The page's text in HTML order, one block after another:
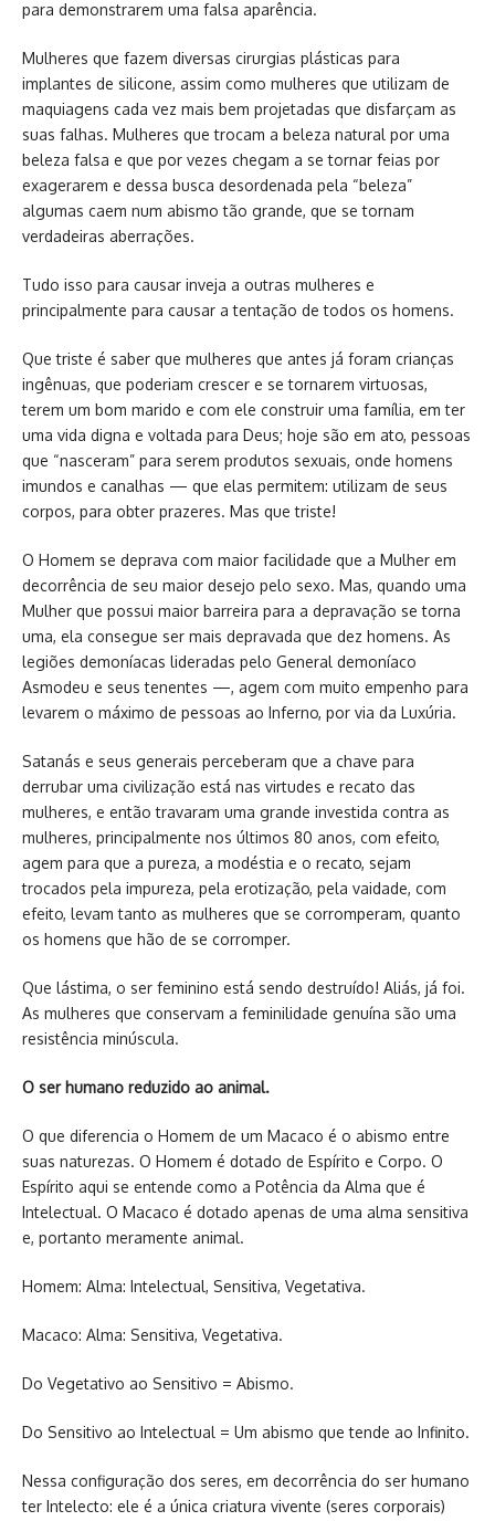
para demonstrarem uma falsa aparência.
Mulheres que fazem diversas cirurgias plásticas para
implantes de silicone, assim como mulheres que utilizam de
maquiagens cada vez mais bem projetadas que disfarçam as
suas falhas. Mulheres que trocam a beleza natural por uma
beleza falsa e que por vezes chegam a se tornar feias por
exagerarem e dessa busca desordenada pela “beleza”
algumas caem num abismo tão grande, que se tornam
verdadeiras aberrações.
Tudo isso para causar inveja a outras mulheres e
principalmente para causar a tentação de todos os homens.
Que triste é saber que mulheres que antes já foram crianças
ingênuas, que poderiam crescer e se tornarem virtuosas,
terem um bom marido e com ele construir uma família, em ter
uma vida digna e voltada para Deus; hoje são em ato, pessoas
que “nasceram” para serem produtos sexuais, onde homens
imundos e canalhas — que elas permitem: utilizam de seus
corpos, para obter prazeres. Mas que triste!
O Homem se deprava com maior facilidade que a Mulher em
decorrência de seu maior desejo pelo sexo. Mas, quando uma
Mulher que possui maior barreira para a depravação se torna
uma, ela consegue ser mais depravada que dez homens. As
legiões demoníacas lideradas pelo General demoníaco
Asmodeu e seus tenentes —, agem com muito empenho para
levarem o máximo de pessoas ao Inferno, por via da Luxúria.
Satanás e seus generais perceberam que a chave para
derrubar uma civilização está nas virtudes e recato das
mulheres, e então travaram uma grande investida contra as
mulheres, principalmente nos últimos 80 anos, com efeito,
agem para que a pureza, a modéstia e o recato, sejam
trocados pela impureza, pela erotização, pela vaidade, com
efeito, levam tanto as mulheres que se corromperam, quanto
os homens que hão de se corromper.
Que lástima, o ser feminino está sendo destruído! Aliás, já foi.
As mulheres que conservam a feminilidade genuína são uma
resistência minúscula.
O ser humano reduzido ao animal.
O que diferencia o Homem de um Macaco é o abismo entre
suas naturezas. O Homem é dotado de Espírito e Corpo. O
Espírito aqui se entende como a Potência da Alma que é
Intelectual. O Macaco é dotado apenas de uma alma sensitiva
e, portanto meramente animal.
Homem: Alma: Intelectual, Sensitiva, Vegetativa.
Macaco: Alma: Sensitiva, Vegetativa.
Do Vegetativo ao Sensitivo = Abismo.
Do Sensitivo ao Intelectual = Um abismo que tende ao Infinito.
Nessa configuração dos seres, em decorrência do ser humano
ter Intelecto: ele é a única criatura vivente (seres corporais)